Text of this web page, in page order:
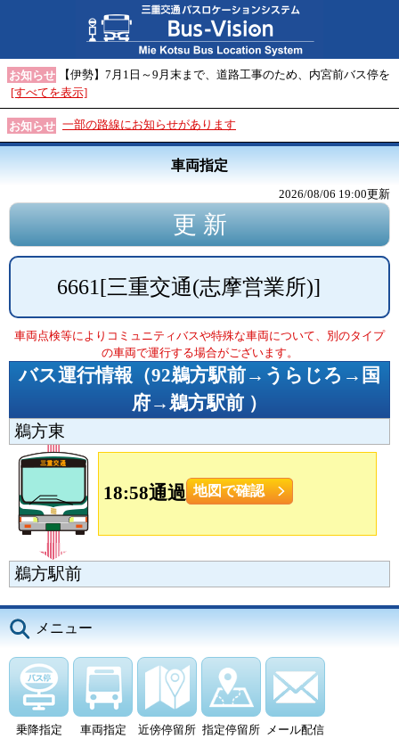
お知らせ
【伊勢】7月1日～9月末まで、道路工事のため、内宮前バス停を
[すべてを表示]
お知らせ 一部の路線にお知らせがあります
車両指定
2026/08/06 19:00更新
6661[三重交通(志摩営業所)]
車両点検等によりコミュニティバスや特殊な車両について、別のタイプ
の車両で運行する場合がございます。
バス運行情報（92鵜方駅前→うらじろ→国
府→鵜方駅前 ）
鵜方東
18:58通過 地図で確認
鵜方駅前
メニュー
乗降指定 車両指定 近傍停留所 指定停留所 メール配信